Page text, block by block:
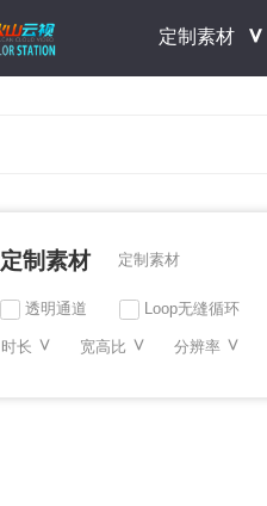
定制素材 ＾
定制素材 定制素材
透明通道 Loop无缝循环
时长 ＾ 宽高比 ＾ 分辨率 ＾